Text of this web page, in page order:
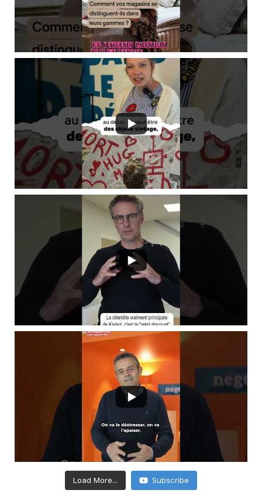
Load More... Subscribe